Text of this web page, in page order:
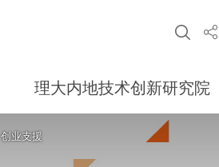
理大内地技术创新研究院
创业支援